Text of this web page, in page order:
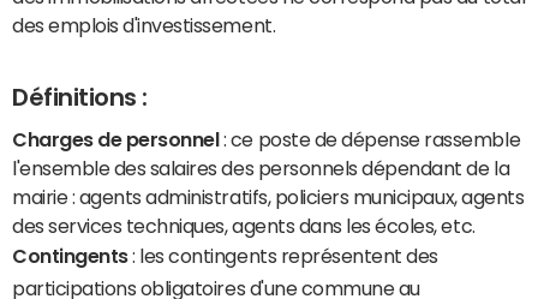
des emplois d'investissement.
Définitions :
Charges de personnel : ce poste de dépense rassemble
l'ensemble des salaires des personnels dépendant de la
mairie : agents administratifs, policiers municipaux, agents
des services techniques, agents dans les écoles, etc.
Contingents: les contingents représentent des
participations obligatoires d'une commune au